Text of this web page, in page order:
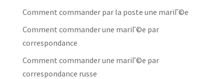
Comment commander par la poste une mariГ©e
Comment commander une mariГ©e par
correspondance
Comment commander une mariГ©e par
correspondance russe